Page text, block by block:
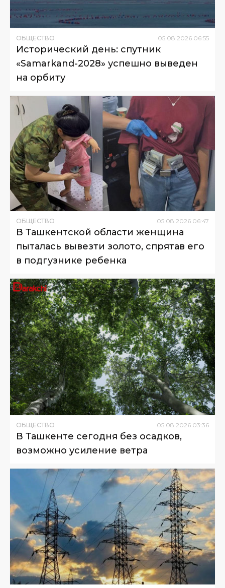
ОБЩЕСТВО 05 08 2026 06:55
Исторический день: спутник
«Samarkand-2028» успешно выведен
на орбиту
ОБЩЕСТВО 05.08.2026 06:47
В Ташкентской области женщина
пыталась вывезти золото, спрятав его
в подгузнике ребенка
ОБЩЕСТВО 05.08.2026 03:36
В Ташкенте сегодня без осадков,
возможно усиление ветра